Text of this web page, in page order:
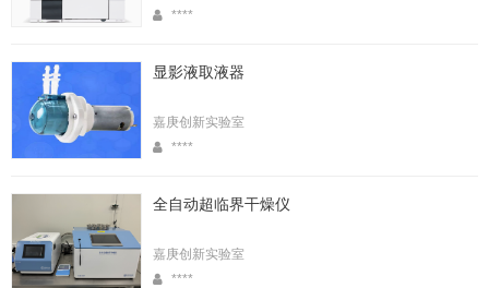
****
显影液取液器
嘉庚创新实验室
****
全自动超临界干燥仪
嘉庚创新实验室
****